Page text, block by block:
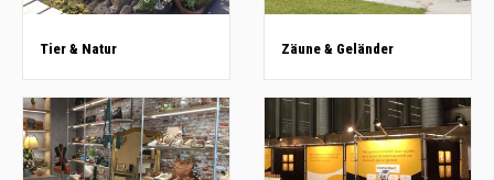
Tier & Natur Zäune & Geländer